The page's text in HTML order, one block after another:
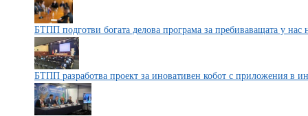
БТПП подготви богата делова програма за пребиваващата у нас
БТПП разработва проект за иновативен кобот с приложения в